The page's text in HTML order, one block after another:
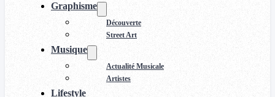
Graphisme
Découverte
Street Art
Musique
Actualité Musicale
Artistes
Lifestyle